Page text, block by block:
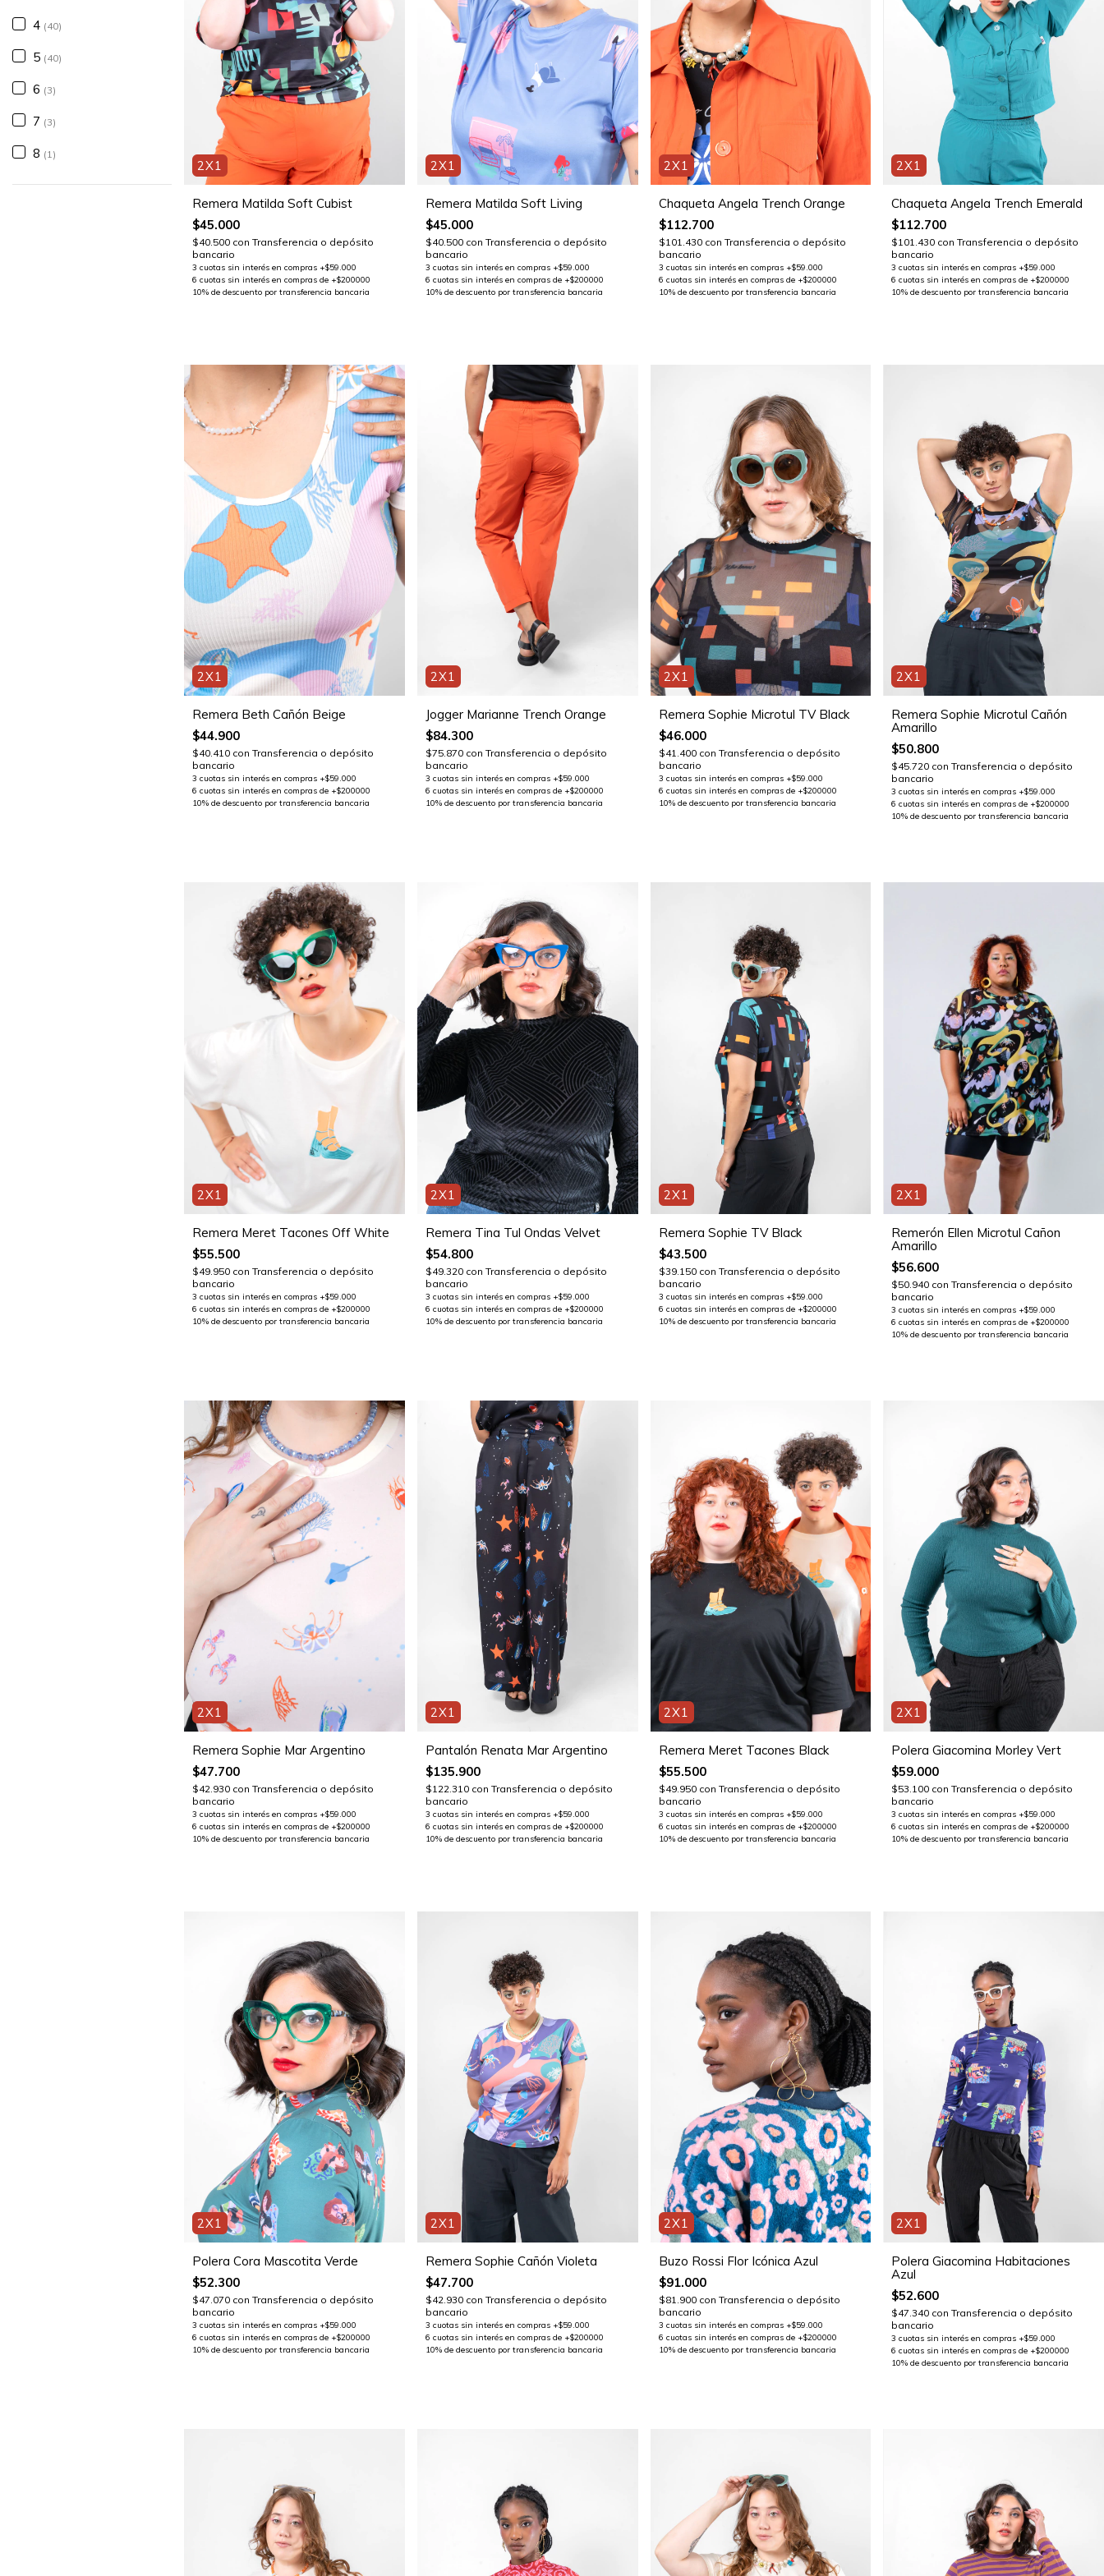
4 (40)
5 (40)
6 (3)
7 (3)
8 (1)
2X1
Remera Matilda Soft Cubist
$45.000
$40.500 con Transferencia o depósito
bancario
2X1
Remera Matilda Soft Living
$45.000
$40.500 con Transferencia o depósito
bancario
2X1
Chaqueta Angela Trench Orange
$112.700
$101.430 con Transferencia o depósito
bancario
2X1
Chaqueta Angela Trench Emerald
$112.700
$101.430 con Transferencia o depósito
bancario
2X1
Remera Beth Cañón Beige
$44.900
$40.410 con Transferencia o depósito
bancario
2X1
Jogger Marianne Trench Orange
$84.300
$75.870 con Transferencia o depósito
bancario
2X1
Remera Sophie Microtul TV Black
$46.000
$41.400 con Transferencia o depósito
bancario
2X1
Remera Sophie Microtul Cañón
Amarillo
$50.800
$45.720 con Transferencia o depósito
bancario
2X1
Remera Meret Tacones Off White
$55.500
$49.950 con Transferencia o depósito
bancario
2X1
Remera Tina Tul Ondas Velvet
$54.800
$49.320 con Transferencia o depósito
bancario
2X1
Remera Sophie TV Black
$43.500
$39.150 con Transferencia o depósito
bancario
2X1
Remerón Ellen Microtul Cañon
Amarillo
$56.600
$50.940 con Transferencia o depósito
bancario
2X1
Remera Sophie Mar Argentino
$47.700
$42.930 con Transferencia o depósito
bancario
2X1
Pantalón Renata Mar Argentino
$135.900
$122.310 con Transferencia o depósito
bancario
2X1
Remera Meret Tacones Black
$55.500
$49.950 con Transferencia o depósito
bancario
2X1
Polera Giacomina Morley Vert
$59.000
$53.100 con Transferencia o depósito
bancario
2X1
Polera Cora Mascotita Verde
$52.300
$47.070 con Transferencia o depósito
bancario
2X1
Remera Sophie Cañón Violeta
$47.700
$42.930 con Transferencia o depósito
bancario
2X1
Buzo Rossi Flor Icónica Azul
$91.000
$81.900 con Transferencia o depósito
bancario
2X1
Polera Giacomina Habitaciones
Azul
$52.600
$47.340 con Transferencia o depósito
bancario